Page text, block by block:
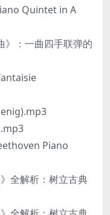
Quintet in A
：一曲四手联弹的
Piano
全解析：树立古典